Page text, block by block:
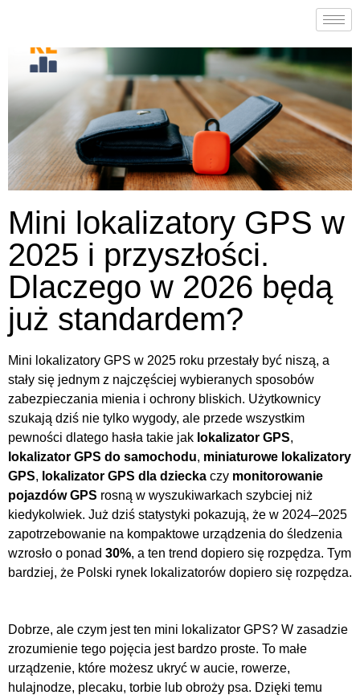
Mini lokalizatory GPS w
2025 i przyszłości.
Dlaczego w 2026 będą
już standardem?
Mini lokalizatory GPS w 2025 roku przestały być niszą, a
stały się jednym z najczęściej wybieranych sposobów
zabezpieczania mienia i ochrony bliskich. Użytkownicy
szukają dziś nie tylko wygody, ale przede wszystkim
pewności dlatego hasła takie jak lokalizator GPS,
lokalizator GPS do samochodu, miniaturowe lokalizatory
GPS, lokalizator GPS dla dziecka czy monitorowanie
pojazdów GPS rosną w wyszukiwarkach szybciej niż
kiedykolwiek. Już dziś statystyki pokazują, że w 2024–2025
zapotrzebowanie na kompaktowe urządzenia do śledzenia
wzrosło o ponad 30%, a ten trend dopiero się rozpędza. Tym
bardziej, że Polski rynek lokalizatorów dopiero się rozpędza.
Dobrze, ale czym jest ten mini lokalizator GPS? W zasadzie
zrozumienie tego pojęcia jest bardzo proste. To małe
urządzenie, które możesz ukryć w aucie, rowerze,
hulajnodze, plecaku, torbie lub obroży psa. Dzięki temu